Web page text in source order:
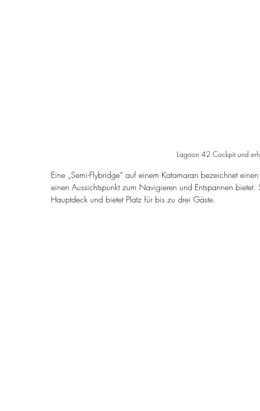
Lagoon 42 Cockpit und
Eine „Semi-Flybridge“ auf einem Katamaran bezeichnet
einen Aussichtspunkt zum Navigieren und Entspannen
Hauptdeck und bietet Platz für bis zu drei Gäste.